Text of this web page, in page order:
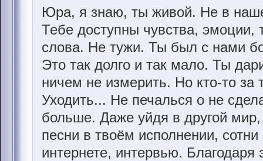
Юра, я знаю, ты живой. Не в
Тебе доступны чувства,
слова. Не тужи. Ты был с нами
Это так долго и так мало. Ты
ничем не измерить. Но кто-то за
Уходить... Не печалься о не
больше. Даже уйдя в другой
песни в твоём исполнении,
интернете, интервью.